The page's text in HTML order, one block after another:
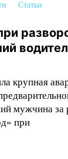
Статьи
крупная
мужчина за
при